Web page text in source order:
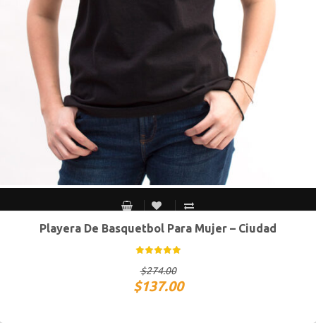
CH M G XG
Playera De Basquetbol Para Mujer – Ciudad
$274.00
$137.00